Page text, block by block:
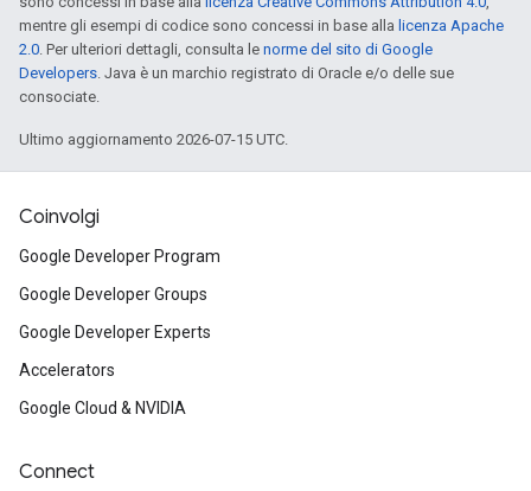
mentre gli esempi di codice sono concessi in base alla licenza Apache
2.0. Per ulteriori dettagli, consulta le norme del sito di Google
Developers. Java è un marchio registrato di Oracle e/o delle sue
consociate.
Ultimo aggiornamento 2026-07-15 UTC.
Coinvolgi
Google Developer Program
Google Developer Groups
Google Developer Experts
Accelerators
Google Cloud & NVIDIA
Connect